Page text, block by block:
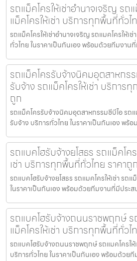
รถแม็คโครให้เช่าอำนาจเจริญ รถ
แม็คโครให้เช่า บริการทุกพื้นที่ทั่วไ
รถแม็คโครให้เช่าอำนาจเจริญ รถแมคโครให้เ
ทั่วไทย ในราคาเป็นกันเอง พร้อมด้วยทีมงา
รถแม็คโครรับจ้างนิคมอุตสาหกร
รับจ้าง รถแม็คโครให้เช่า บริการ
ถูก
รถแม็คโครรับจ้างนิคมอุตสาหกรรมซีบีไอ รถแ
รับจ้าง บริการทั่วไทย ในราคาเป็นกันเอง พร้
รถแบคโฮรับจ้างยโสธร รถแม็คโค
เช่า บริการทุกพื้นที่ทั่วไทย ราคาถูก
รถแบคโฮรับจ้างยโสธร รถแมคโครให้เช่า รถ
ในราคาเป็นกันเอง พร้อมด้วยทีมงานที่มีประ
รถแบคโฮรับจ้างถนนราชพฤกษ์ ร
แม็คโครให้เช่า บริการทุกพื้นที่ทั่วไ
รถแบคโฮรับจ้างถนนราชพฤกษ์ รถแมคโครให้
บริการทั่วไทย ในราคาเป็นกันเอง พร้อมด้ว